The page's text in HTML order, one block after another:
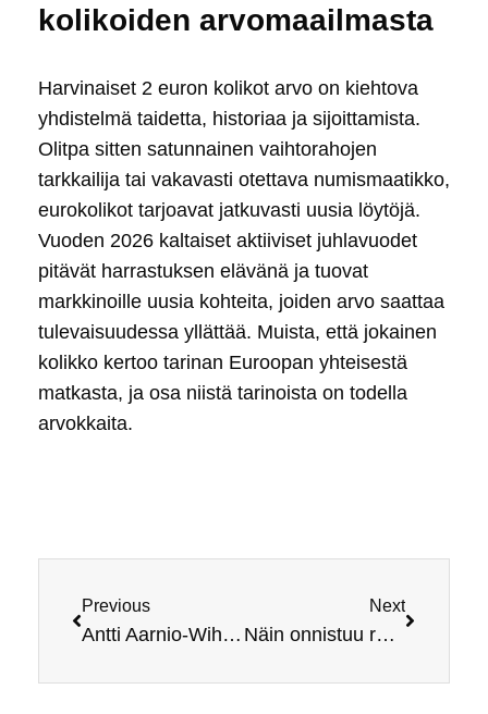
kolikoiden arvomaailmasta
Harvinaiset 2 euron kolikot arvo on kiehtova
yhdistelmä taidetta, historiaa ja sijoittamista.
Olitpa sitten satunnainen vaihtorahojen
tarkkailija tai vakavasti otettava numismaatikko,
eurokolikot tarjoavat jatkuvasti uusia löytöjä.
Vuoden 2026 kaltaiset aktiiviset juhlavuodet
pitävät harrastuksen elävänä ja tuovat
markkinoille uusia kohteita, joiden arvo saattaa
tulevaisuudessa yllättää. Muista, että jokainen
kolikko kertoo tarinan Euroopan yhteisestä
matkasta, ja osa niistä tarinoista on todella
arvokkaita.
Previous
Antti Aarnio-Wihuri omaisuus
Next
Näin onnistuu rahan siirto pankkien välillä